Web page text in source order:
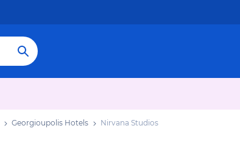
Georgioupolis Hotels Nirvana Studios